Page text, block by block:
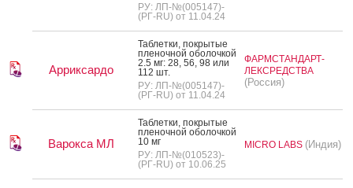
РУ: ЛП-№(005147)-
(РГ-RU) от 11.04.24
Арриксардо
Таб­летки, пок­ры­тые
пле­ноч­ной обо­лоч­кой
2.5 мг: 28, 56, 98 или
112 шт.
РУ: ЛП-№(005147)-
(РГ-RU) от 11.04.24
ФАРМСТАНДАРТ-
ЛЕКСРЕДСТВА
(Россия)
Варокса МЛ
Таб­летки, пок­ры­тые
пле­ноч­ной обо­лоч­кой
10 мг
РУ: ЛП-№(010523)-
(РГ-RU) от 10.06.25
MICRO LABS (Индия)